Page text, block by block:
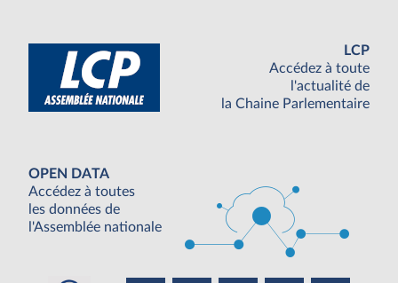
LCP
Accédez à toute
l'actualité de
la Chaine Parlementaire
OPEN DATA
Accédez à toutes
les données de
l'Assemblée nationale